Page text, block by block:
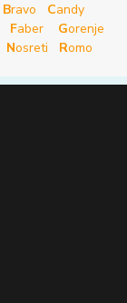
Bravo Candy
Faber Gorenje
Nosreti Romo